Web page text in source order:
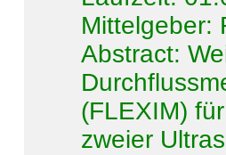
Mittelgeber:
Abstract:
(FLEXIM)
zweier